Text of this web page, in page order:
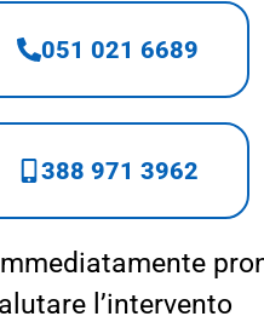
051 021 6689
388 971 3962
l’intervento